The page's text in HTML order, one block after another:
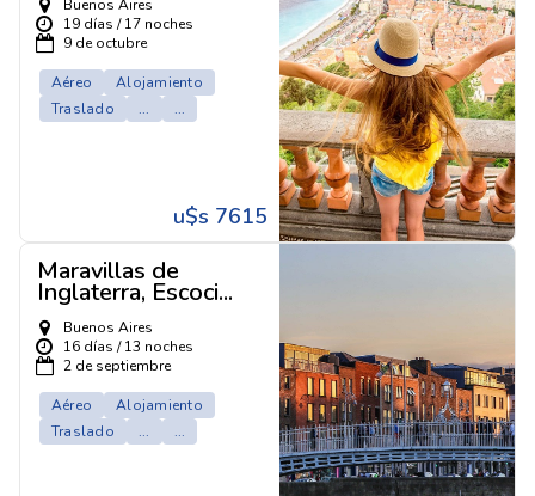
Buenos Aires
19 días / 17 noches
9 de octubre
Aéreo
Alojamiento
Traslado
... ...
u$s 7615
Maravillas de
Inglaterra, Escoci...
Buenos Aires
16 días / 13 noches
2 de septiembre
Aéreo
Alojamiento
Traslado
... ...